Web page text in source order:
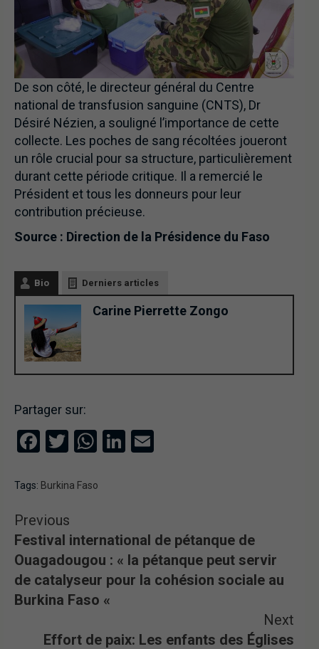
De son côté, le directeur général du Centre
national de transfusion sanguine (CNTS), Dr
Désiré Nézien, a souligné l’importance de cette
collecte. Les poches de sang récoltées joueront
un rôle crucial pour sa structure, particulièrement
durant cette période critique. Il a remercié le
Président et tous les donneurs pour leur
contribution précieuse.
Source : Direction de la Présidence du Faso
Bio Derniers articles
Carine Pierrette Zongo
Partager sur:
Facebook
Twitter
WhatsApp
LinkedIn
Tags: Burkina Faso
Previous
Festival international de pétanque de
Ouagadougou : « la pétanque peut servir
de catalyseur pour la cohésion sociale au
Burkina Faso «
Next
Effort de paix: Les enfants des Églises